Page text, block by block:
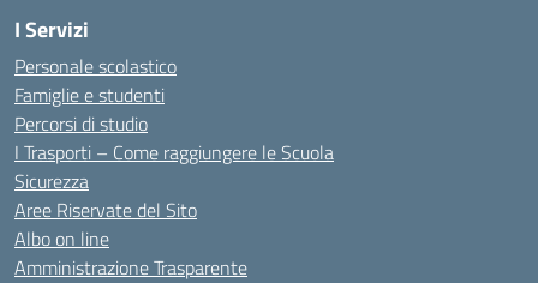
I Servizi
Personale scolastico
Famiglie e studenti
Percorsi di studio
I Trasporti – Come raggiungere le Scuola
Sicurezza
Aree Riservate del Sito
Albo on line
Amministrazione Trasparente